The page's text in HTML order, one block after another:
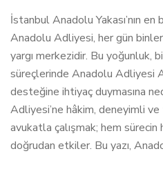
İstanbul Anadolu Yakası’nın en
Anadolu Adliyesi, her gün
yargı merkezidir. Bu yoğunluk,
süreçlerinde Anadolu Adliyesi
desteğine ihtiyaç duymasına
Adliyesi’ne hâkim, deneyimli
avukatla çalışmak; hem sürecin
doğrudan etkiler. Bu yazı,